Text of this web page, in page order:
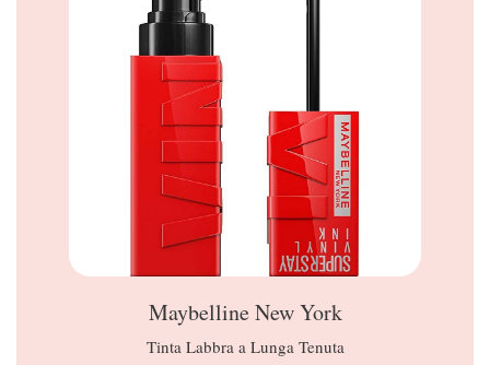
Maybelline New York
Tinta Labbra a Lunga Tenuta